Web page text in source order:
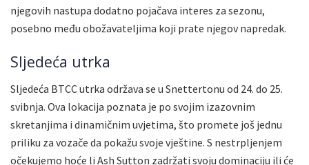
njegovih nastupa dodatno pojačava interes za sezonu,
posebno među obožavateljima koji prate njegov napredak.
Sljedeća utrka
Sljedeća BTCC utrka održava se u Snettertonu od 24. do 25.
svibnja. Ova lokacija poznata je po svojim izazovnim
skretanjima i dinamičnim uvjetima, što promete još jednu
priliku za vozače da pokažu svoje vještine. S nestrpljenjem
očekujemo hoće li Ash Sutton zadržati svoju dominaciju ili će